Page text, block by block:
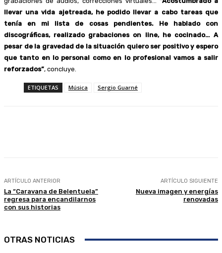
llevar una vida ajetreada, he podido llevar a cabo tareas que
tenía en mi lista de cosas pendientes. He hablado con
discográficas, realizado grabaciones on line, he cocinado… A
pesar de la gravedad de la situación quiero ser positivo y espero
que tanto en lo personal como en lo profesional vamos a salir
reforzados”, concluye.
ETIQUETAS Música Sergio Guarné
ARTÍCULO ANTERIOR
La “Caravana de Belentuela”
regresa para encandilarnos
con sus historias
ARTÍCULO SIGUIENTE
Nueva imagen y energías
renovadas
OTRAS NOTICIAS